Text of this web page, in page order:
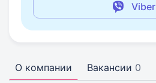
Viber
О компании Вакансии 0